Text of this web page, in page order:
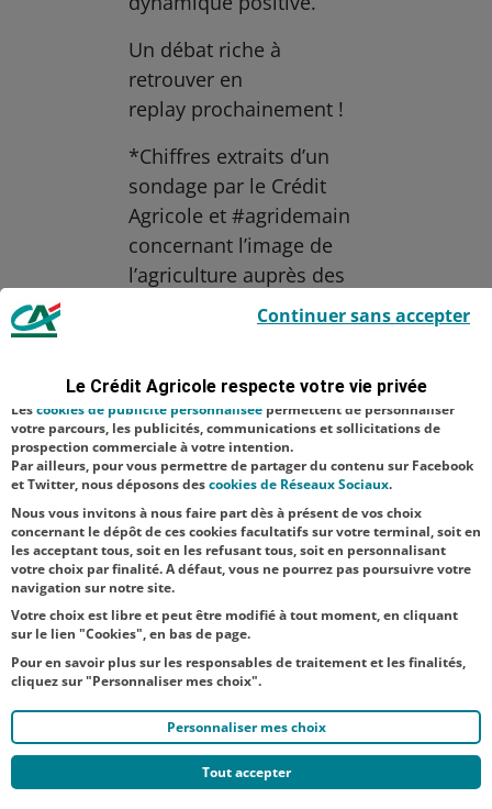
Un débat riche à
retrouver en
replay prochainement !
*Chiffres extraits d’un
sondage par le Crédit
Agricole et #agridemain
concernant l’image de
l’agriculture auprès des
Français en 2021
Agriculture
Digital
Économie
NOS
ACTUALITÉS
TOUTES NOS ACTUALITÉS
Le Crédit Agricole respecte votre vie privée
indispensables car utilisés à des fins de bon fonctionnement et de
sécurité ; d’autres sont facultatifs. Les
satisfaction facultatifs.
Lescookies de publicité personnalisée permettent de personnaliser
votre parcours, les publicités, communications et sollicitations de
prospection commerciale à votre intention.
Par ailleurs, pour vous permettre de partager du contenu sur Facebook
et Twitter, nous déposons descookies de Réseaux Sociaux.
Nous vous invitons à nous faire part dès à présent de vos choix
concernant le dépôt de ces cookies facultatifs sur votre terminal, soit en
les acceptant tous, soit en les refusant tous, soit en personnalisant
votre choix par finalité. A défaut, vous ne pourrez pas poursuivre votre
navigation sur notre site.
Votre choix est libre et peut être modifié à tout moment, en cliquant
sur le lien "Cookies", en bas de page.
Pour en savoir plus sur les responsables de traitement et les finalités,
cliquez sur "Personnaliser mes choix".
Personnaliser mes choix
Tout accepter
Continuer sans accepter